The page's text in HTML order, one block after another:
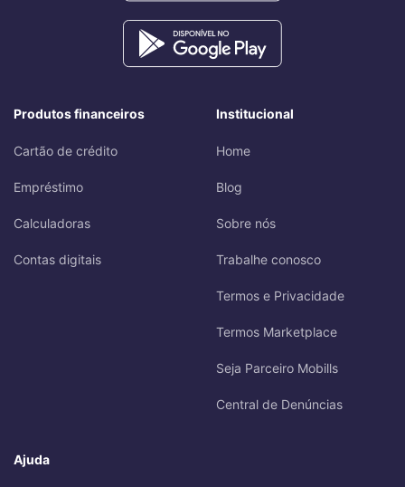
Produtos financeiros
Cartão de crédito
Empréstimo
Calculadoras
Contas digitais
Institucional
Home
Blog
Sobre nós
Trabalhe conosco
Termos e Privacidade
Termos Marketplace
Seja Parceiro Mobills
Central de Denúncias
Ajuda